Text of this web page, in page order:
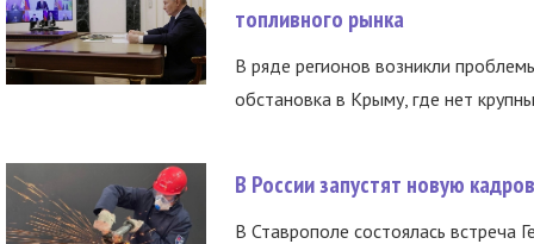
топливного рынка
В ряде регионов возникли
обстановка в Крыму, где нет
В России запустят новую
В Ставрополе состоялась встреча